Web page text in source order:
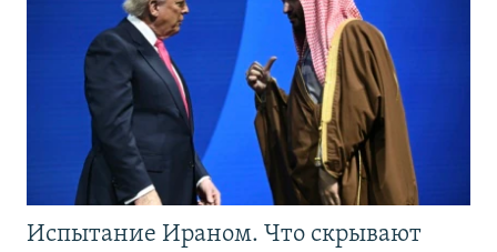
Испытание Ираном. Что скрывают